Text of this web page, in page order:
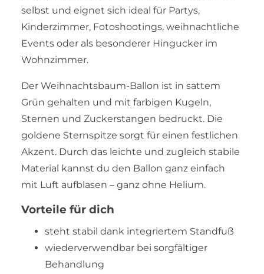
selbst und eignet sich ideal für Partys,
Kinderzimmer, Fotoshootings, weihnachtliche
Events oder als besonderer Hingucker im
Wohnzimmer.
Der Weihnachtsbaum-Ballon ist in sattem
Grün gehalten und mit farbigen Kugeln,
Sternen und Zuckerstangen bedruckt. Die
goldene Sternspitze sorgt für einen festlichen
Akzent. Durch das leichte und zugleich stabile
Material kannst du den Ballon ganz einfach
mit Luft aufblasen – ganz ohne Helium.
Vorteile für dich
steht stabil dank integriertem Standfuß
wiederverwendbar bei sorgfältiger
Behandlung